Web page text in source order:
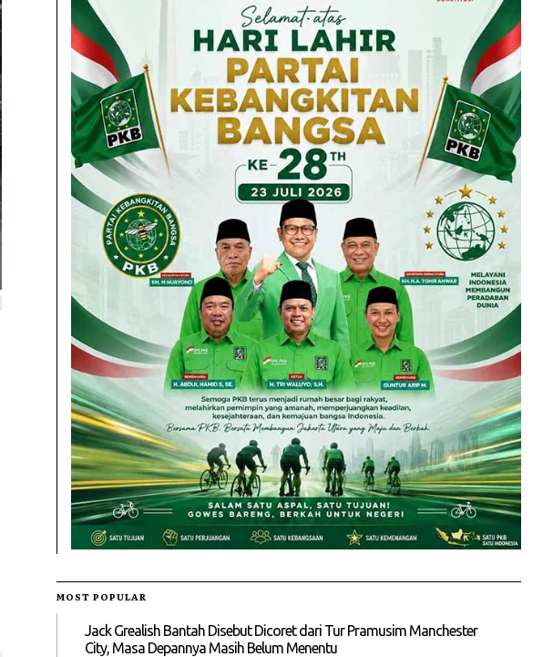
MOST POPULAR
Jack Grealish Bantah Disebut Dicoret dari Tur Pramusim Manchester
City, Masa Depannya Masih Belum Menentu